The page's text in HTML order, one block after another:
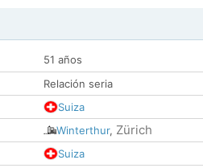
51 años
Relación seria
Suiza
Winterthur, Zürich
Suiza